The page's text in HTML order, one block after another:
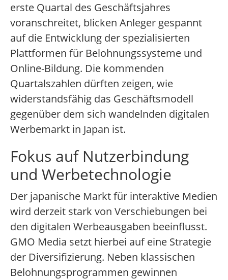
erste Quartal des Geschäftsjahres
voranschreitet, blicken Anleger gespannt
auf die Entwicklung der spezialisierten
Plattformen für Belohnungssysteme und
Online-Bildung. Die kommenden
Quartalszahlen dürften zeigen, wie
widerstandsfähig das Geschäftsmodell
gegenüber dem sich wandelnden digitalen
Werbemarkt in Japan ist.
Fokus auf Nutzerbindung
und Werbetechnologie
Der japanische Markt für interaktive Medien
wird derzeit stark von Verschiebungen bei
den digitalen Werbeausgaben beeinflusst.
GMO Media setzt hierbei auf eine Strategie
der Diversifizierung. Neben klassischen
Belohnungsprogrammen gewinnen